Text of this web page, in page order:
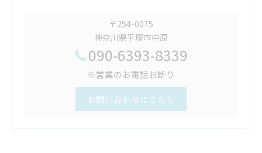
〒254-0075
神奈川県平塚市中原
090-6393-8339
※営業のお電話お断り
お問い合わせはこちら